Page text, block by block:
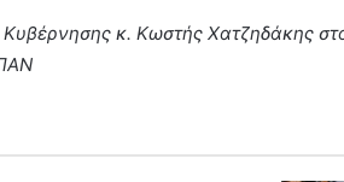
κ. Κωστής Χατζηδάκης